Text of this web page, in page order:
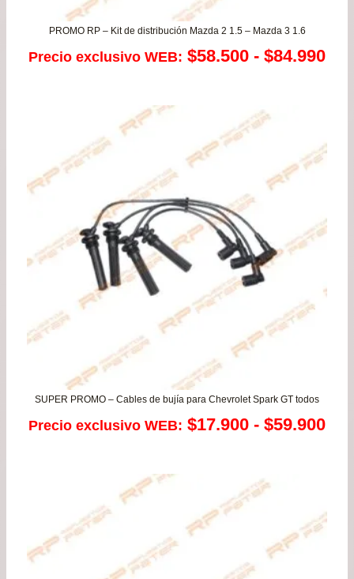
PROMO RP – Kit de distribución Mazda 2 1.5 – Mazda 3 1.6
Precio exclusivo WEB: $58.500 - $84.990
SUPER PROMO – Cables de bujía para Chevrolet Spark GT todos
Precio exclusivo WEB: $17.900 - $59.900